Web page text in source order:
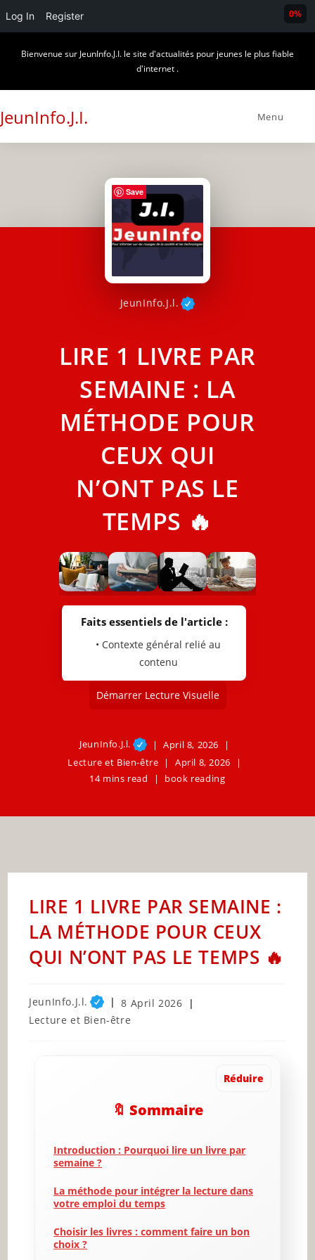
Log In Register
Bienvenue sur JeunInfo.J.I. le site d'actualités pour jeunes le plus fiable
d'internet .
JeunInfo.J.I. Menu
JeunInfo.J.l.
LIRE 1 LIVRE PAR
SEMAINE : LA
MÉTHODE POUR
CEUX QUI
N’ONT PAS LE
TEMPS 🔥
Faits essentiels de l'article :
• Contexte général relié au
contenu
Démarrer Lecture Visuelle
JeunInfo.J.l.
April 8, 2026
Lecture et Bien-être
April 8, 2026
14 mins read
book reading
LIRE 1 LIVRE PAR SEMAINE :
LA MÉTHODE POUR CEUX
QUI N’ONT PAS LE TEMPS 🔥
Post
author:
JeunInfo.J.l.
Post
published:
8 April 2026
Post
Lecture et Bien-être
Réduire
🔖 Sommaire
Introduction : Pourquoi lire un livre par
semaine ?
La méthode pour intégrer la lecture dans
votre emploi du temps
Choisir les livres : comment faire un bon
choix ?
0%
Save